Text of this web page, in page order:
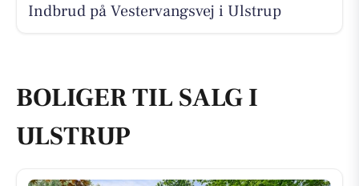
Indbrud på Vestervangsvej i Ulstrup
BOLIGER TIL SALG I
ULSTRUP